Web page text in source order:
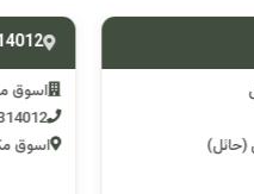
اسوق مكشات جو (الرصف)